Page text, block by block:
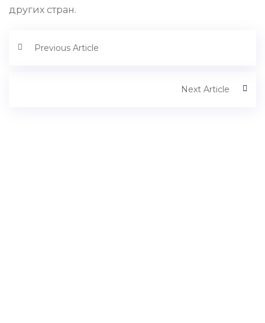
других стран.
Previous Article
Next Article